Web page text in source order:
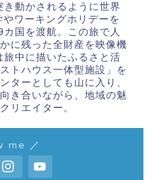
動かされるように世界
ワーキングホリデーを
国を渡航。この旅で人
に残った全財産を映像機
中に描いたふるさと活
トハウス一体型施設」を
ターとしても山に入り、
き合いながら、地域の魅
リエイター。
me ／